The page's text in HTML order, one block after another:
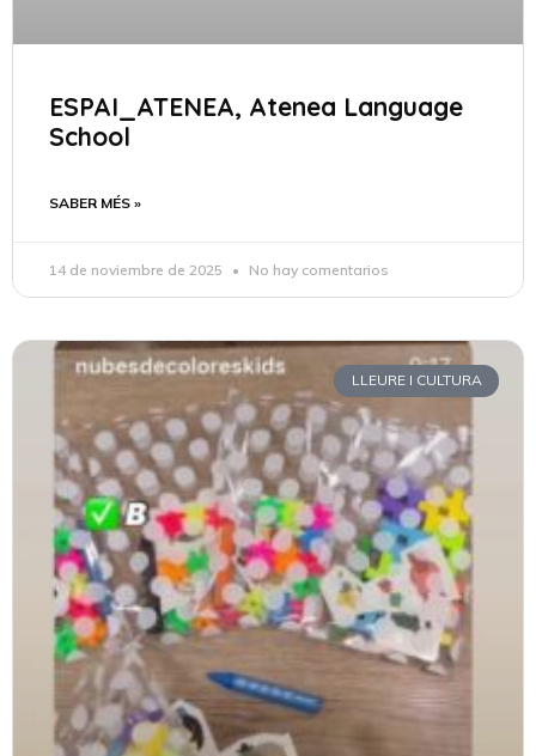
ESPAI_ATENEA, Atenea Language
School
SABER MÉS »
14 de noviembre de 2025 No hay comentarios
LLEURE I CULTURA